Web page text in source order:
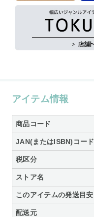
アイテム情報
商品コード
JAN(またはISBN)コード
税区分
ストア名
このアイテムの発送目安
配送元